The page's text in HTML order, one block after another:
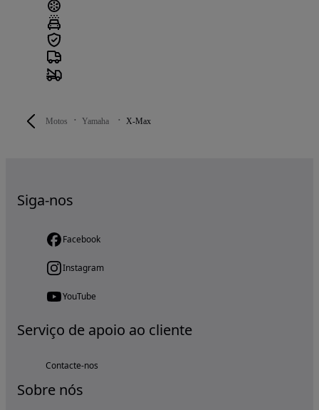
Motos Yamaha X-Max
Siga-nos
Facebook
Instagram
YouTube
Serviço de apoio ao cliente
Contacte-nos
Sobre nós